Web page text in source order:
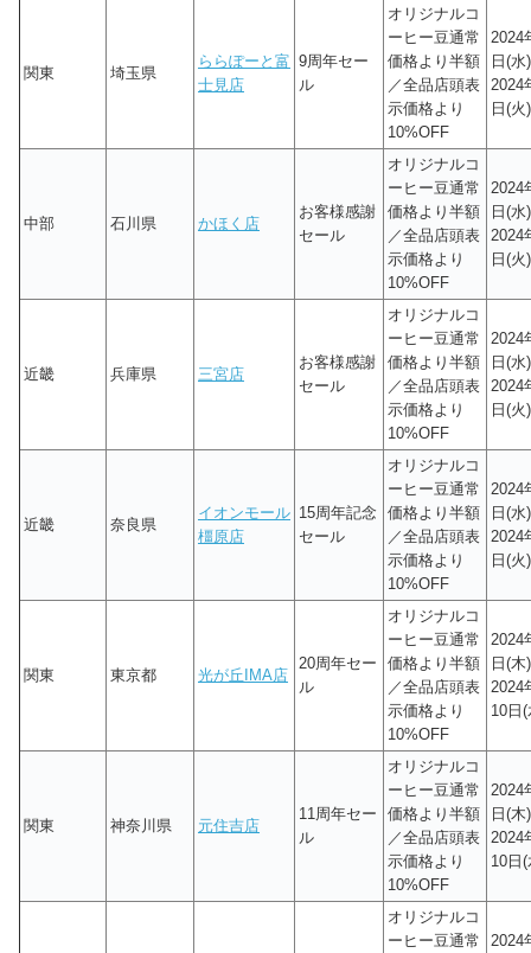
関東 埼玉県
ららぽーと富
士見店
9周年セー
ル
オリジナルコ
ーヒー豆通常
価格より半額
／全品店頭表
示価格より
10%OFF
2024
日(水
2024
日(火)
中部 石川県 かほく店
お客様感謝
セール
オリジナルコ
ーヒー豆通常
価格より半額
／全品店頭表
示価格より
10%OFF
2024
日(水
2024
日(火)
近畿 兵庫県 三宮店
お客様感謝
セール
オリジナルコ
ーヒー豆通常
価格より半額
／全品店頭表
示価格より
10%OFF
2024
日(水
2024
日(火)
近畿 奈良県
イオンモール
橿原店
15周年記念
セール
オリジナルコ
ーヒー豆通常
価格より半額
／全品店頭表
示価格より
10%OFF
2024
日(水
2024
日(火)
関東 東京都 光が丘IMA店
20周年セー
ル
オリジナルコ
ーヒー豆通常
価格より半額
／全品店頭表
示価格より
10%OFF
2024
日(木
2024
10日(
関東 神奈川県 元住吉店
11周年セー
ル
オリジナルコ
ーヒー豆通常
価格より半額
／全品店頭表
示価格より
10%OFF
2024
日(木
2024
10日(
オリジナルコ
ーヒー豆通常
2024